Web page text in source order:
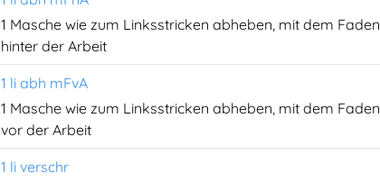
1 Masche wie zum Linksstricken abheben, mit dem Faden
hinter der Arbeit
1 li abh mFvA
1 Masche wie zum Linksstricken abheben, mit dem Faden
vor der Arbeit
1 li verschr